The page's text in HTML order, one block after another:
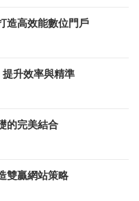
造高效能數位門戶
升效率與精準
的完美結合
雙贏網站策略